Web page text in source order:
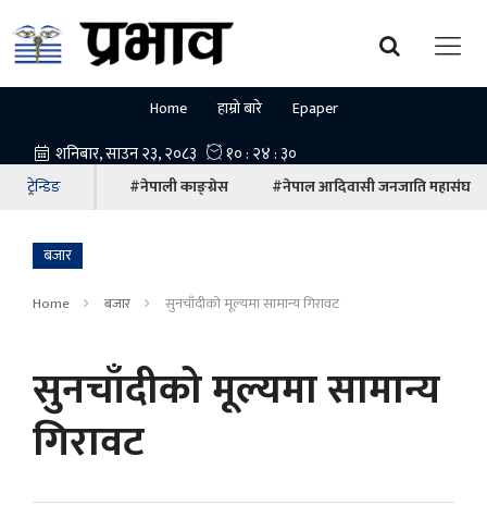
Home हाम्रो बारे Epaper
ट्रेन्डिङ #नेपाली काङ्ग्रेस #नेपाल आदिवासी जनजाति महासंघ
बजार
Home बजार सुनचाँदीको मूल्यमा सामान्य गिरावट
सुनचाँदीको मूल्यमा सामान्य
गिरावट